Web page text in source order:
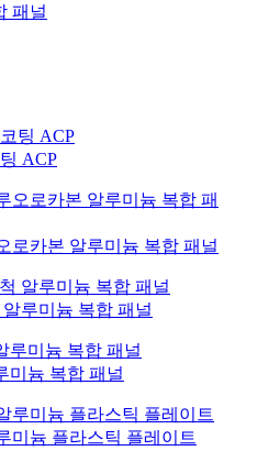
패널
ACP
로카본 알루미늄 복합 패널
루미늄 복합 패널
미늄 복합 패널
미늄 플라스틱 플레이트